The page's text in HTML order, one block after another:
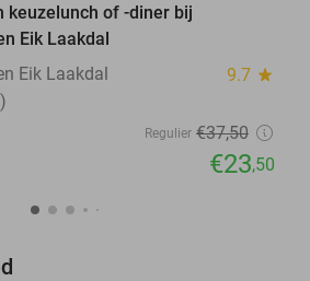
keuzelunch of -diner bij
Eik Laakdal
Eik Laakdal
9.7 star
Regulier €37,50
€23,50